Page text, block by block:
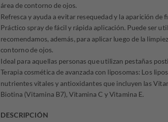
área de contorno de ojos.
Refresca y ayuda a evitar resequedad y la aparición de
Práctico spray de fácil y rápida aplicación. Puede ser
recomendamos, además, para aplicar luego de la
contorno de ojos.
Ideal para aquellas personas que utilizan pestañas
Terapia cosmética de avanzada con liposomas: Los
nutrientes vitales y antioxidantes que incluyen las
Biotina (Vitamina B7), Vitamina C y Vitamina E.
DESCRIPCIÓN